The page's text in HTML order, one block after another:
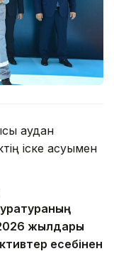
аудан
іске асуымен
жылдары
есебінен